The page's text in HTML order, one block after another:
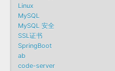
Linux
MySQL
MySQL 安全
SSL证书
SpringBoot
ab
code-server